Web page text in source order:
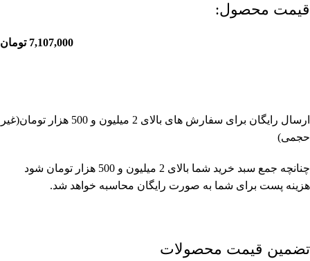
قیمت محصول:​
7,107,000 تومان
ارسال رایگان برای سفارش های بالای 2 میلیون و 500 هزار تومان(غیر
حجمی)
چنانچه جمع سبد خرید شما بالای 2 میلیون و 500 هزار تومان شود
هزینه پست برای شما به صورت رایگان محاسبه خواهد شد.
تضمین قیمت محصولات